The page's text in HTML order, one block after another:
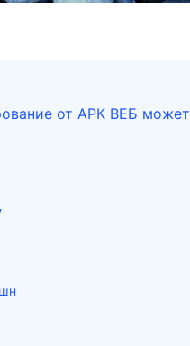
от АРК ВЕБ может